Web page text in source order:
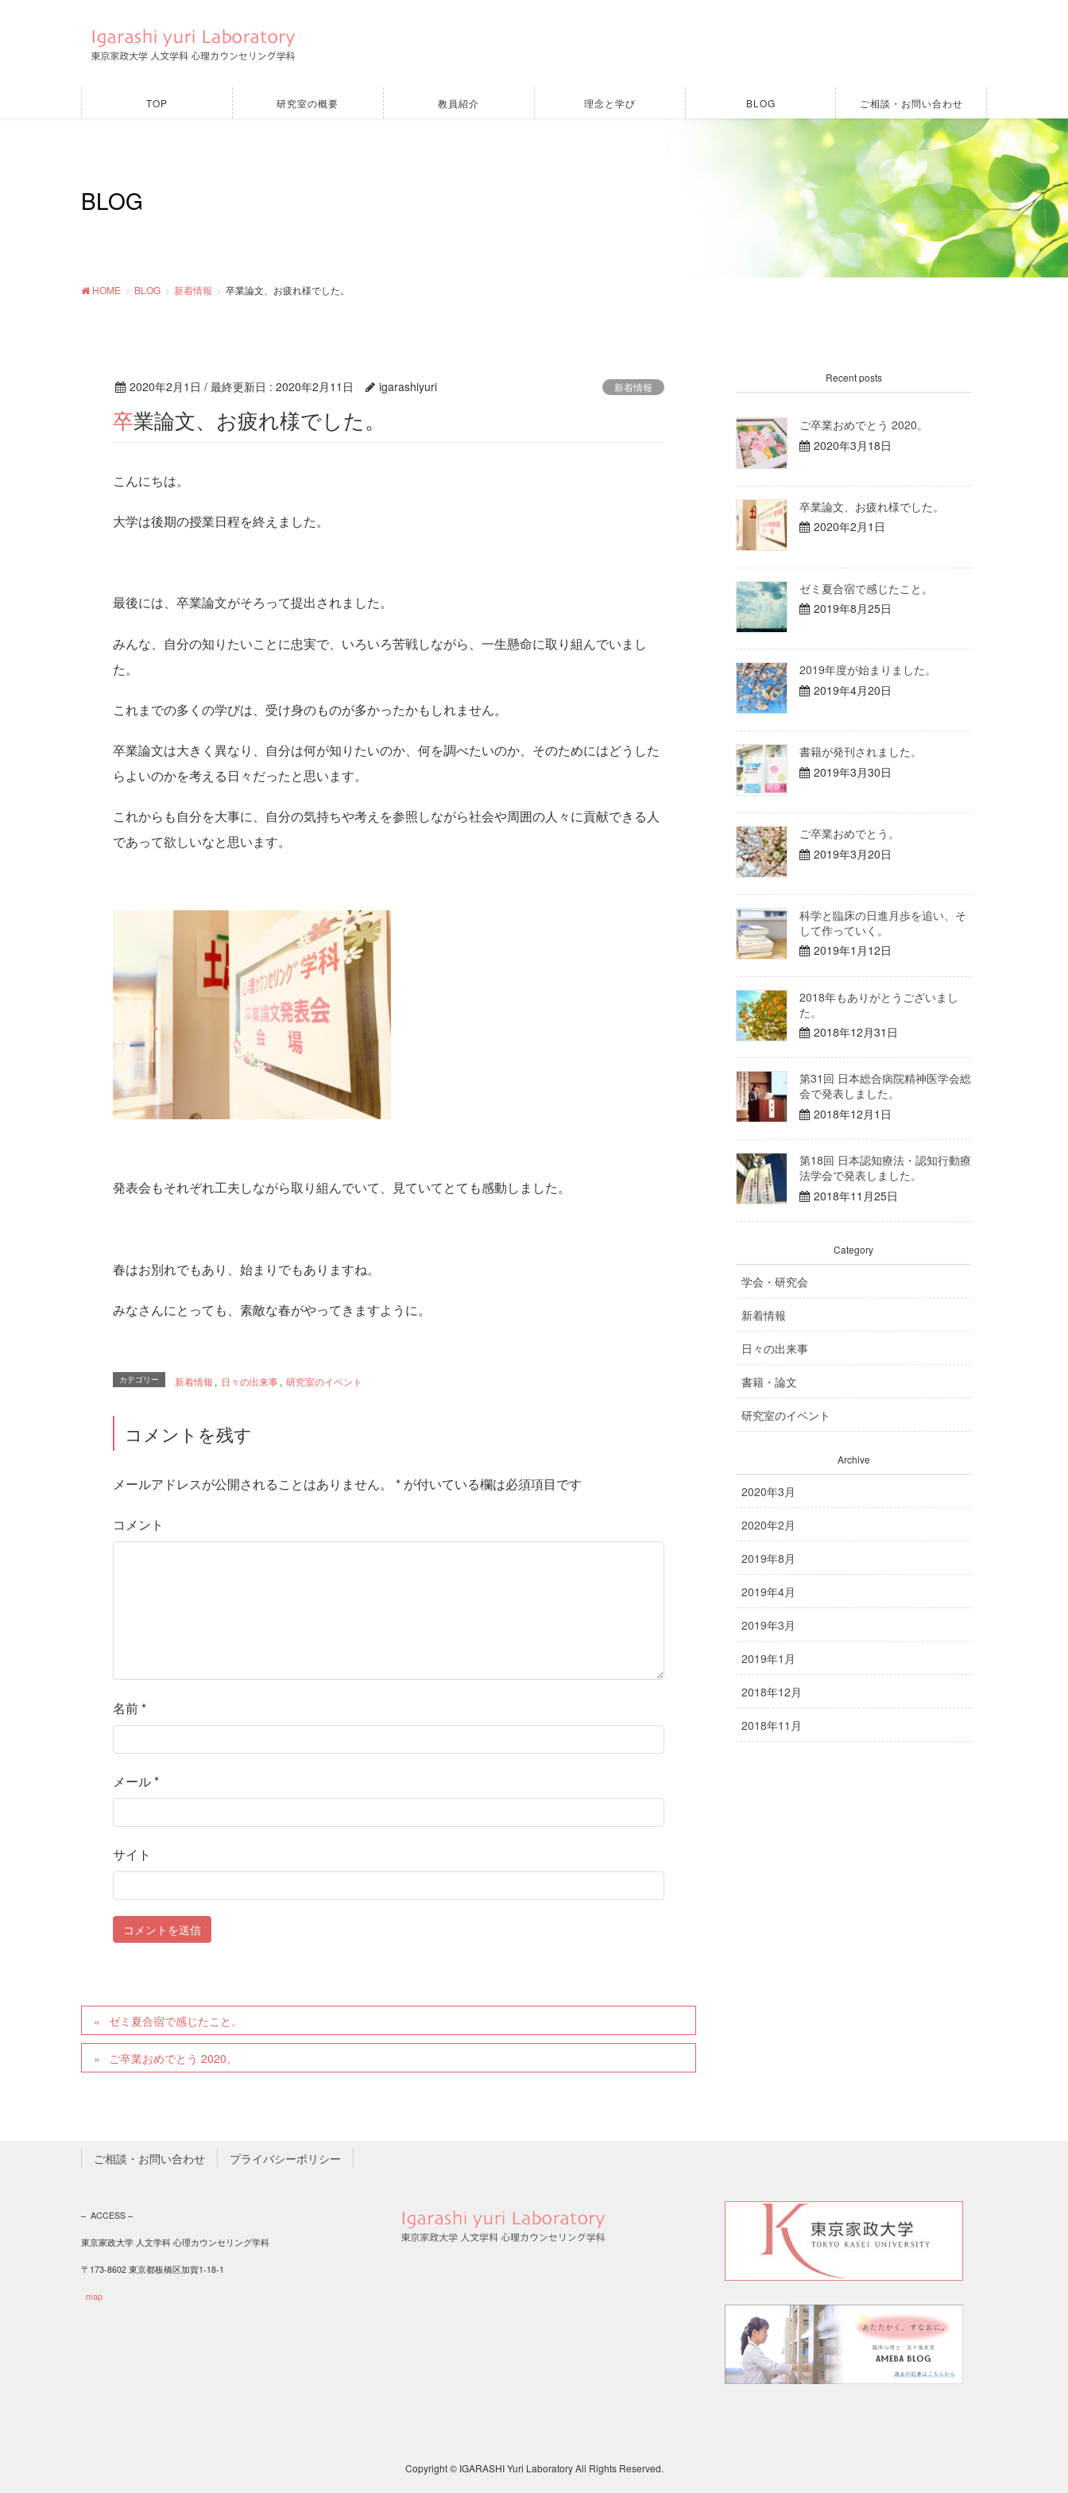
TOP 研究室の概要 教員紹介 理念と学び BLOG ご相談・お問い合わせ
BLOG
HOME BLOG 新着情報 卒業論文、お疲れ様でした。
2020年2月1日 / 最終更新日 : 2020年2月11日 igarashiyuri 新着情報
卒業論文、お疲れ様でした。
こんにちは。
大学は後期の授業日程を終えました。
最後には、卒業論文がそろって提出されました。
みんな、自分の知りたいことに忠実で、いろいろ苦戦しながら、一生懸命に取り組んでいまし
た。
これまでの多くの学びは、受け身のものが多かったかもしれません。
卒業論文は大きく異なり、自分は何が知りたいのか、何を調べたいのか、そのためにはどうした
らよいのかを考える日々だったと思います。
これからも自分を大事に、自分の気持ちや考えを参照しながら社会や周囲の人々に貢献できる人
であって欲しいなと思います。
発表会もそれぞれ工夫しながら取り組んでいて、見ていてとても感動しました。
春はお別れでもあり、始まりでもありますね。
みなさんにとっても、素敵な春がやってきますように。
カテゴリー 新着情報 , 日々の出来事, 研究室のイベント
コメントを残す
メールアドレスが公開されることはありません。 * が付いている欄は必須項目です
コメント
名前*
メール*
サイト
ゼミ夏合宿で感じたこと。
ご卒業おめでとう 2020。
Recent posts
ご卒業おめでとう 2020。
2020年3月18日
卒業論文、お疲れ様でした。
2020年2月1日
ゼミ夏合宿で感じたこと。
2019年8月25日
2019年度が始まりました。
2019年4月20日
書籍が発刊されました。
2019年3月30日
ご卒業おめでとう。
2019年3月20日
科学と臨床の日進月歩を追い、そ
して作っていく。
2019年1月12日
2018年もありがとうございまし
た。
2018年12月31日
第31回 日本総合病院精神医学会総
会で発表しました。
2018年12月1日
第18回 日本認知療法・認知行動療
法学会で発表しました。
2018年11月25日
Category
学会・研究会
新着情報
日々の出来事
書籍・論文
研究室のイベント
Archive
2020年3月
2020年2月
2019年8月
2019年4月
2019年3月
2019年1月
2018年12月
2018年11月
ご相談・お問い合わせ プライバシーポリシー
– ACCESS –
東京家政大学 人文学科 心理カウンセリング学科
〒173-8602 東京都板橋区加賀1-18-1
map
Copyright © IGARASHI Yuri Laboratory All Rights Reserved.